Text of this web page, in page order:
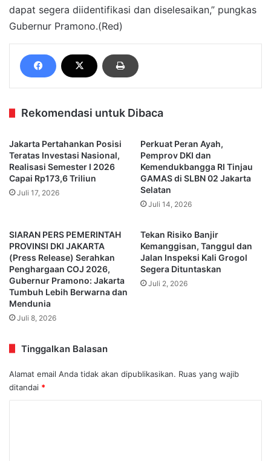
dapat segera diidentifikasi dan diselesaikan,” pungkas
Gubernur Pramono.(Red)
Rekomendasi untuk Dibaca
Jakarta Pertahankan Posisi
Teratas Investasi Nasional,
Realisasi Semester I 2026
Capai Rp173,6 Triliun
Juli 17, 2026
Perkuat Peran Ayah,
Pemprov DKI dan
Kemendukbangga RI Tinjau
GAMAS di SLBN 02 Jakarta
Selatan
Juli 14, 2026
SIARAN PERS PEMERINTAH
PROVINSI DKI JAKARTA
(Press Release) Serahkan
Penghargaan COJ 2026,
Gubernur Pramono: Jakarta
Tumbuh Lebih Berwarna dan
Mendunia
Juli 8, 2026
Tekan Risiko Banjir
Kemanggisan, Tanggul dan
Jalan Inspeksi Kali Grogol
Segera Dituntaskan
Juli 2, 2026
Tinggalkan Balasan
Alamat email Anda tidak akan dipublikasikan. Ruas yang wajib
ditandai *